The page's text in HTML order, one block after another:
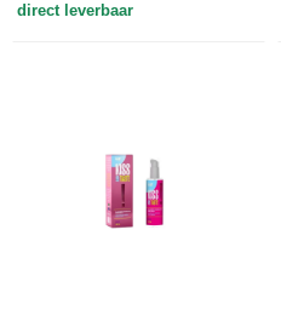
direct leverbaar